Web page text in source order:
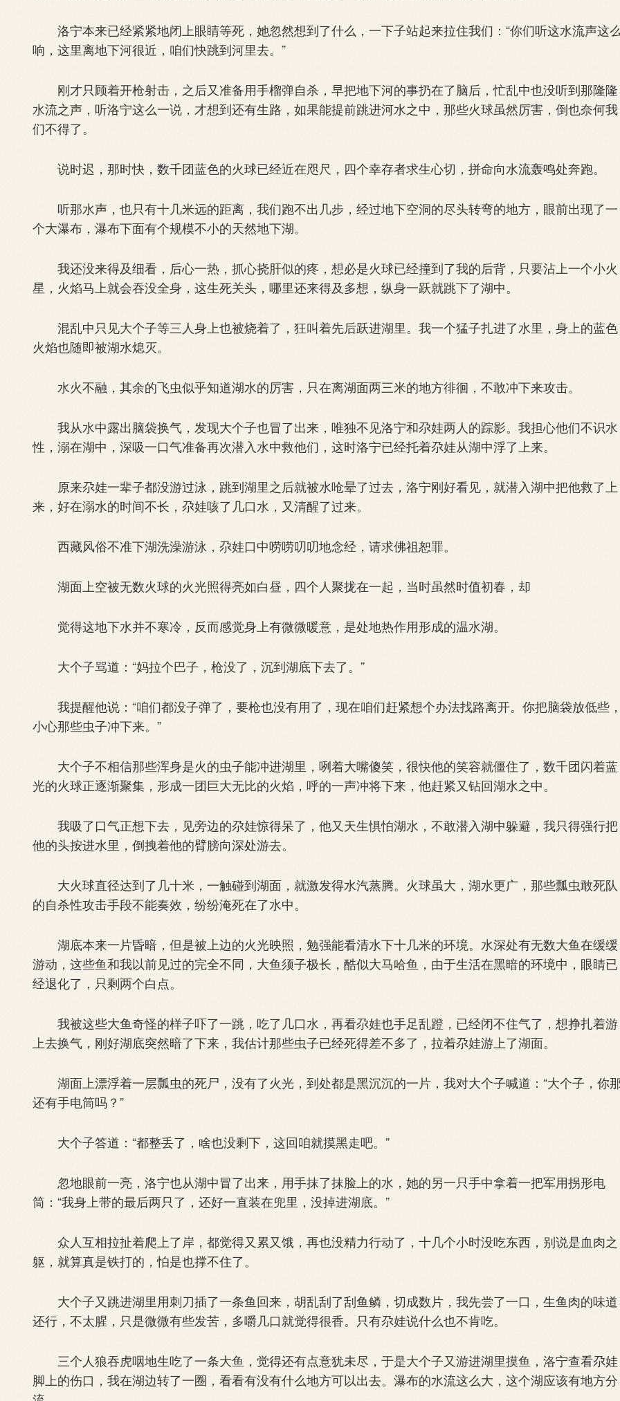
洛宁本来已经紧紧地闭上眼睛等死，她忽然想到了什么，一下子站起来拉住我们：“你们听这水流声这
响，这里离地下河很近，咱们快跳到河里去。”
刚才只顾着开枪射击，之后又准备用手榴弹自杀，早把地下河的事扔在了脑后，忙乱中也没听到那隆隆
水流之声，听洛宁这么一说，才想到还有生路，如果能提前跳进河水之中，那些火球虽然厉害，倒也奈何我
们不得了。
说时迟，那时快，数千团蓝色的火球已经近在咫尺，四个幸存者求生心切，拼命向水流轰鸣处奔跑。
听那水声，也只有十几米远的距离，我们跑不出几步，经过地下空洞的尽头转弯的地方，眼前出现了一
个大瀑布，瀑布下面有个规模不小的天然地下湖。
我还没来得及细看，后心一热，抓心挠肝似的疼，想必是火球已经撞到了我的后背，只要沾上一个小火
星，火焰马上就会吞没全身，这生死关头，哪里还来得及多想，纵身一跃就跳下了湖中。
混乱中只见大个子等三人身上也被烧着了，狂叫着先后跃进湖里。我一个猛子扎进了水里，身上的蓝色
火焰也随即被湖水熄灭。
水火不融，其余的飞虫似乎知道湖水的厉害，只在离湖面两三米的地方徘徊，不敢冲下来攻击。
我从水中露出脑袋换气，发现大个子也冒了出来，唯独不见洛宁和尕娃两人的踪影。我担心他们不识水
性，溺在湖中，深吸一口气准备再次潜入水中救他们，这时洛宁已经托着尕娃从湖中浮了上来。
原来尕娃一辈子都没游过泳，跳到湖里之后就被水呛晕了过去，洛宁刚好看见，就潜入湖中把他救了上
来，好在溺水的时间不长，尕娃咳了几口水，又清醒了过来。
西藏风俗不准下湖洗澡游泳，尕娃口中唠唠叨叨地念经，请求佛祖恕罪。
湖面上空被无数火球的火光照得亮如白昼，四个人聚拢在一起，当时虽然时值初春，却
觉得这地下水并不寒冷，反而感觉身上有微微暖意，是处地热作用形成的温水湖。
大个子骂道：“妈拉个巴子，枪没了，沉到湖底下去了。”
我提醒他说：“咱们都没子弹了，要枪也没有用了，现在咱们赶紧想个办法找路离开。你把脑袋放低些
小心那些虫子冲下来。”
大个子不相信那些浑身是火的虫子能冲进湖里，咧着大嘴傻笑，很快他的笑容就僵住了，数千团闪着蓝
光的火球正逐渐聚集，形成一团巨大无比的火焰，呼的一声冲将下来，他赶紧又钻回湖水之中。
我吸了口气正想下去，见旁边的尕娃惊得呆了，他又天生惧怕湖水，不敢潜入湖中躲避，我只得强行把
他的头按进水里，倒拽着他的臂膀向深处游去。
大火球直径达到了几十米，一触碰到湖面，就激发得水汽蒸腾。火球虽大，湖水更广，那些瓢虫敢死队
的自杀性攻击手段不能奏效，纷纷淹死在了水中。
湖底本来一片昏暗，但是被上边的火光映照，勉强能看清水下十几米的环境。水深处有无数大鱼在缓缓
游动，这些鱼和我以前见过的完全不同，大鱼须子极长，酷似大马哈鱼，由于生活在黑暗的环境中，眼睛已
经退化了，只剩两个白点。
我被这些大鱼奇怪的样子吓了一跳，吃了几口水，再看尕娃也手足乱蹬，已经闭不住气了，想挣扎着游
上去换气，刚好湖底突然暗了下来，我估计那些虫子已经死得差不多了，拉着尕娃游上了湖面。
湖面上漂浮着一层瓢虫的死尸，没有了火光，到处都是黑沉沉的一片，我对大个子喊道：“大个子，你
还有手电筒吗？”
大个子答道：“都整丢了，啥也没剩下，这回咱就摸黑走吧。”
忽地眼前一亮，洛宁也从湖中冒了出来，用手抹了抹脸上的水，她的另一只手中拿着一把军用拐形电
筒：“我身上带的最后两只了，还好一直装在兜里，没掉进湖底。”
众人互相拉扯着爬上了岸，都觉得又累又饿，再也没精力行动了，十几个小时没吃东西，别说是血肉之
躯，就算真是铁打的，怕是也撑不住了。
大个子又跳进湖里用刺刀插了一条鱼回来，胡乱刮了刮鱼鳞，切成数片，我先尝了一口，生鱼肉的味道
还行，不太腥，只是微微有些发苦，多嚼几口就觉得很香。只有尕娃说什么也不肯吃。
三个人狼吞虎咽地生吃了一条大鱼，觉得还有点意犹未尽，于是大个子又游进湖里摸鱼，洛宁查看尕娃
脚上的伤口，我在湖边转了一圈，看看有没有什么地方可以出去。瀑布的水流这么大，这个湖应该有地方分